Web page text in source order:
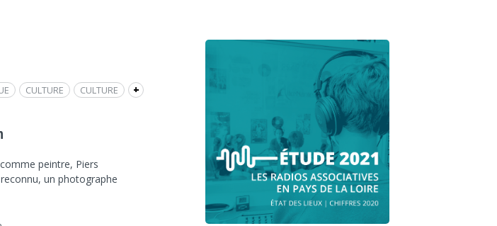
+
CULTURE
CULTURE
peintre, Piers
un photographe